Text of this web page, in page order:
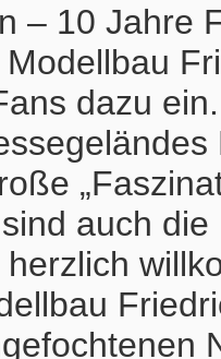
– 10 Jahre
dazu
auch